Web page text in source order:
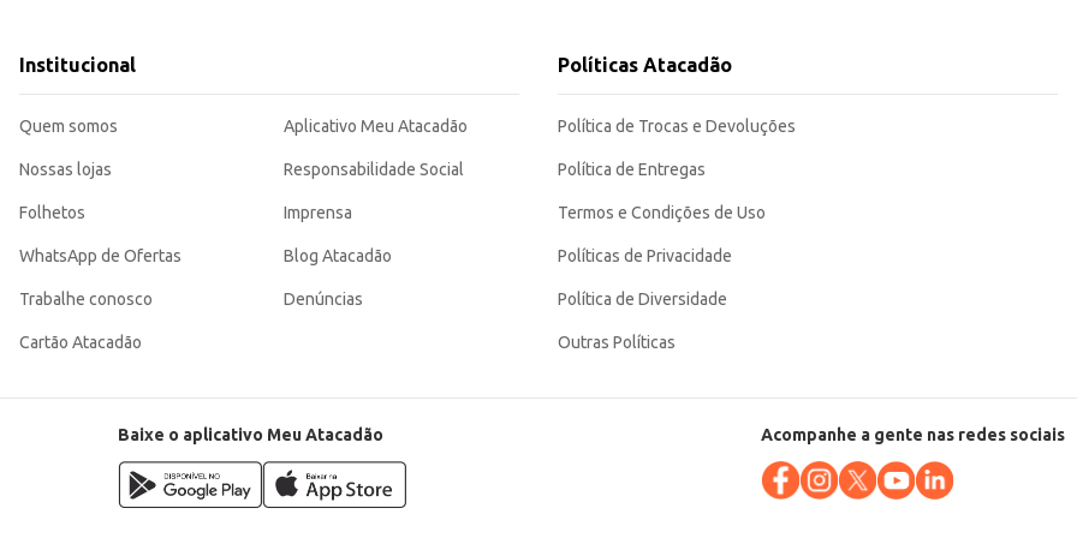
domésticas.
de líquidos, aliando praticidade e durabilidade. Sua capacidade de 750ml atende a diversas necessidades, tornando-
Institucional
Quem somos
Nossas lojas
Folhetos
WhatsApp de Ofertas
Trabalhe conosco
Cartão Atacadão
Aplicativo Meu Atacadão
Responsabilidade Social
Imprensa
Blog Atacadão
Denúncias
Políticas Atacadão
Política de Trocas e Devoluções
Política de Entregas
Termos e Condições de Uso
Políticas de Privacidade
Política de Diversidade
Outras Políticas
Baixe o aplicativo Meu Atacadão Acompanhe a gente nas redes sociais